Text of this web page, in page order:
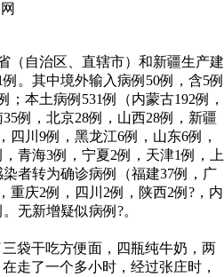
自治区、直辖市）和新疆生产建
。其中境外输入病例50例，含5例
本土病例531例（内蒙古192例，
例，北京28例，山西28例，新疆
四川9例，黑龙江6例，山东6例，
青海3例，宁夏2例，天津1例，上
者转为确诊病例（福建37例，广
重庆2例，四川2例，陕西2例?，内
无新增疑似病例?。
干吃方便面，四瓶纯牛奶，两
走了一个多小时，经过张庄时，